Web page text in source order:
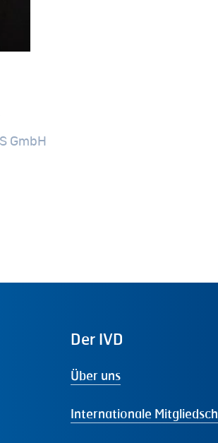
GmbH
Der IVD
Über uns
Internationale